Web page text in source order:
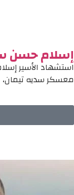
إسلام حسن
استشهاد الأسير
معسكر سديه تيمان،